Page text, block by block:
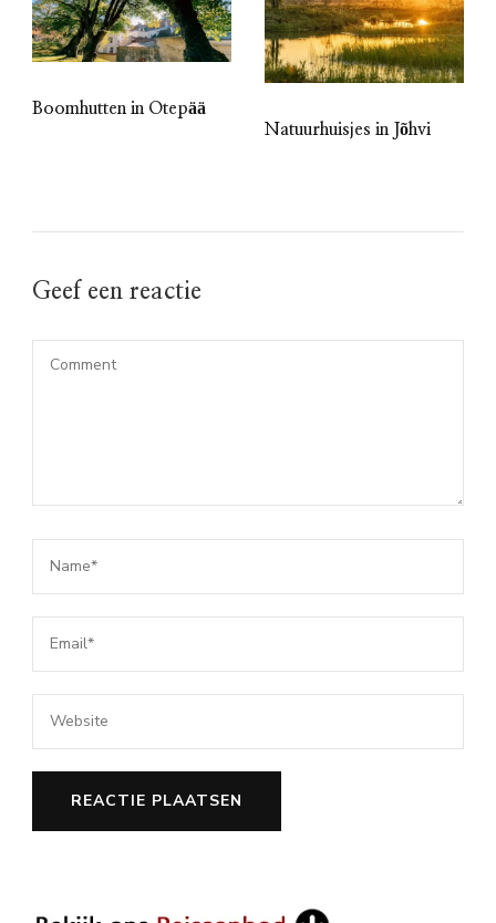
Boomhutten in Otepää
Natuurhuisjes in Jõhvi
Geef een reactie